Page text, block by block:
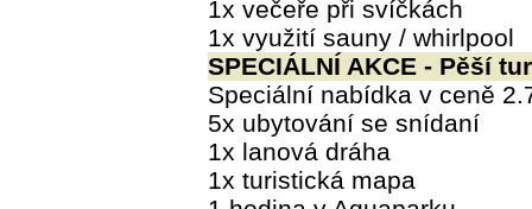
1x večeře při svíčkách
1x využití sauny / whirlpool
SPECIÁLNÍ AKCE - Pěší
Speciální nabídka v ceně
5x ubytování se snídaní
1x lanová dráha
1x turistická mapa